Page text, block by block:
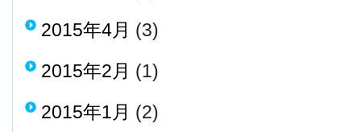
2015年4月 (3)
2015年2月 (1)
2015年1月 (2)